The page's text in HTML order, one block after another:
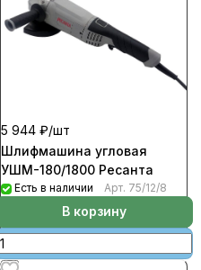
5 944 ₽/шт
Шлифмашина угловая
УШМ-180/1800 Ресанта
Есть в наличии Арт. 75/12/8
В корзину